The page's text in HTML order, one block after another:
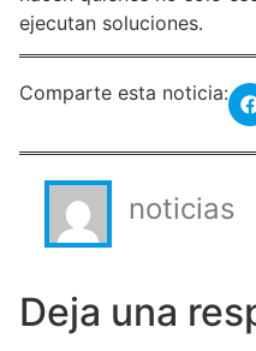
ejecutan soluciones.
Comparte esta noticia:
noticias
Deja una